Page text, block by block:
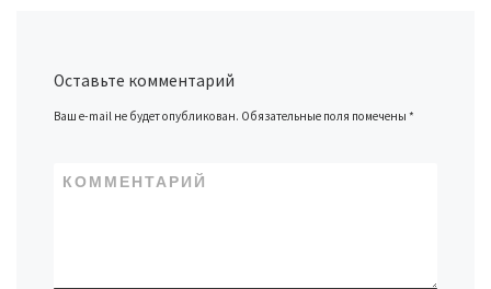
Оставьте комментарий
Ваш e-mail не будет опубликован. Обязательные поля помечены*
КОММЕНТАРИЙ